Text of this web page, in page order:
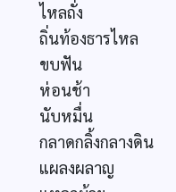
ไหลถั่ง
ถิ่นท้องธารไหล
ขบฟัน
ห่อนช้า
นับหมื่น
กลาดกลิ้งกลางดิน
แผลงผลาญ